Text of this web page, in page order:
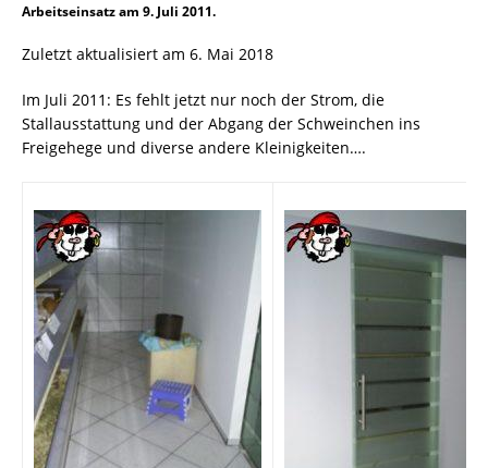
Arbeitseinsatz am 9. Juli 2011.
Zuletzt aktualisiert am 6. Mai 2018
Im Juli 2011: Es fehlt jetzt nur noch der Strom, die
Stallausstattung und der Abgang der Schweinchen ins
Freigehege und diverse andere Kleinigkeiten….